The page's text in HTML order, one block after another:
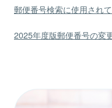
郵便番号検索に使用され
2025年度版郵便番号の変